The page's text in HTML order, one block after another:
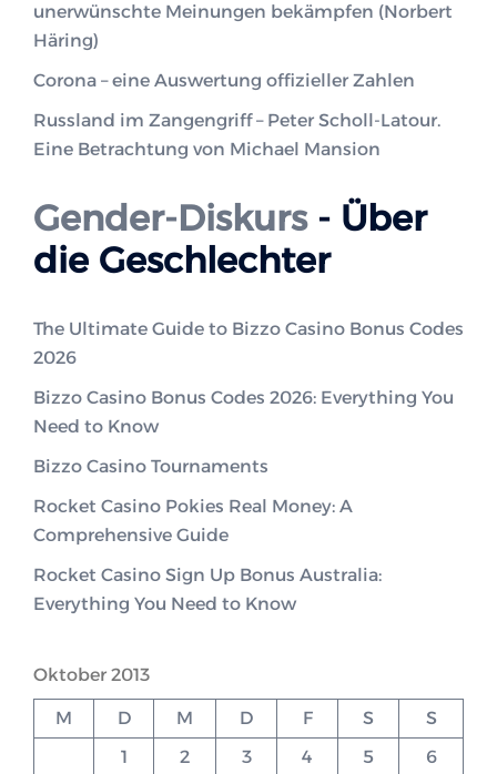
unerwünschte Meinungen bekämpfen (Norbert
Häring)
Corona – eine Auswertung offizieller Zahlen
Russland im Zangengriff – Peter Scholl-Latour.
Eine Betrachtung von Michael Mansion
Gender-Diskurs- Über
die Geschlechter
The Ultimate Guide to Bizzo Casino Bonus Codes
2026
Bizzo Casino Bonus Codes 2026: Everything You
Need to Know
Bizzo Casino Tournaments
Rocket Casino Pokies Real Money: A
Comprehensive Guide
Rocket Casino Sign Up Bonus Australia:
Everything You Need to Know
Oktober 2013
M D M D F S
S
1
2 3 4 5 6